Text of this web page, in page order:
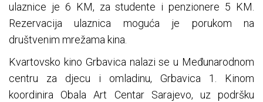
ulaznice je 6 KM, za studente i penzionere 5 KM.
Rezervacija ulaznica moguća je porukom na
društvenim mrežama kina.
Kvartovsko kino Grbavica nalazi se u Međunarodnom
centru za djecu i omladinu, Grbavica 1. Kinom
koordinira Obala Art Centar Sarajevo, uz podršku